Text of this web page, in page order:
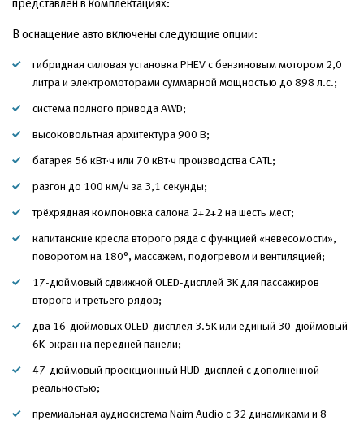
В оснащение авто включены следующие опции:
гибридная силовая установка PHEV с бензиновым мотором 2,0
литра и электромоторами суммарной мощностью до 898 л.с.;
система полного привода AWD;
высоковольтная архитектура 900 В;
батарея 56 кВт·ч или 70 кВт·ч производства CATL;
разгон до 100 км/ч за 3,1 секунды;
трёхрядная компоновка салона 2+2+2 на шесть мест;
капитанские кресла второго ряда с функцией «невесомости»,
поворотом на 180°, массажем, подогревом и вентиляцией;
17-дюймовый сдвижной OLED-дисплей 3K для пассажиров
второго и третьего рядов;
два 16-дюймовых OLED-дисплея 3.5K или единый 30-дюймовый
6K-экран на передней панели;
47-дюймовый проекционный HUD-дисплей с дополненной
реальностью;
премиальная аудиосистема Naim Audio с 32 динамиками и 8